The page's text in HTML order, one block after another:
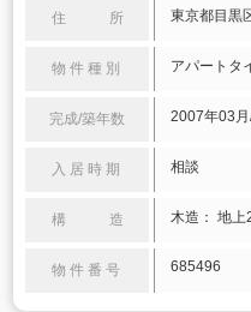
住 所 東京都目黒
物件種別 アパートタ
完成/築年数 2007年03
入居時期 相談
構 造 木造： 地
物件番号 685496